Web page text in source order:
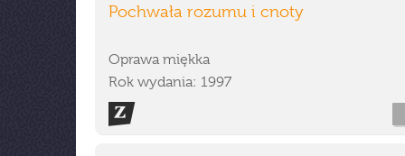
Pochwała rozumu i cnoty
Oprawa miękka
Rok wydania: 1997